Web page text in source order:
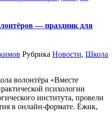
— праздник для
Рубрика Новости, Школа
волонтёра «Вместе
психологии
института, провели
в онлайн-формате. Ёжик,